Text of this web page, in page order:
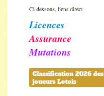
Ci-dessous, liens direct
Licences
Assurance
Mutations
Classification 2026 des
joueurs Lotois